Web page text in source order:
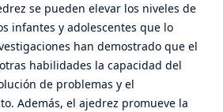
se pueden elevar los niveles de
infantes y adolescentes que lo
han demostrado que el
habilidades la capacidad del
de problemas y el
Además, el ajedrez promueve la